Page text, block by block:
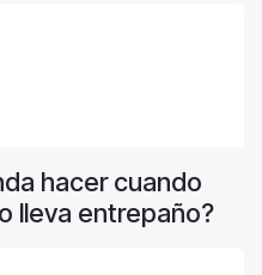
hacer cuando
lleva entrepaño?